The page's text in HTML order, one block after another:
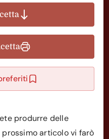
produrre delle
articolo vi farò